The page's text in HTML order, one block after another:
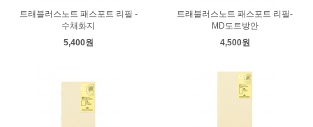
트래블러스노트 패스포트 리필 -
수채화지
5,400원
트래블러스노트 패스포트 리필-
MD도트방안
4,500원